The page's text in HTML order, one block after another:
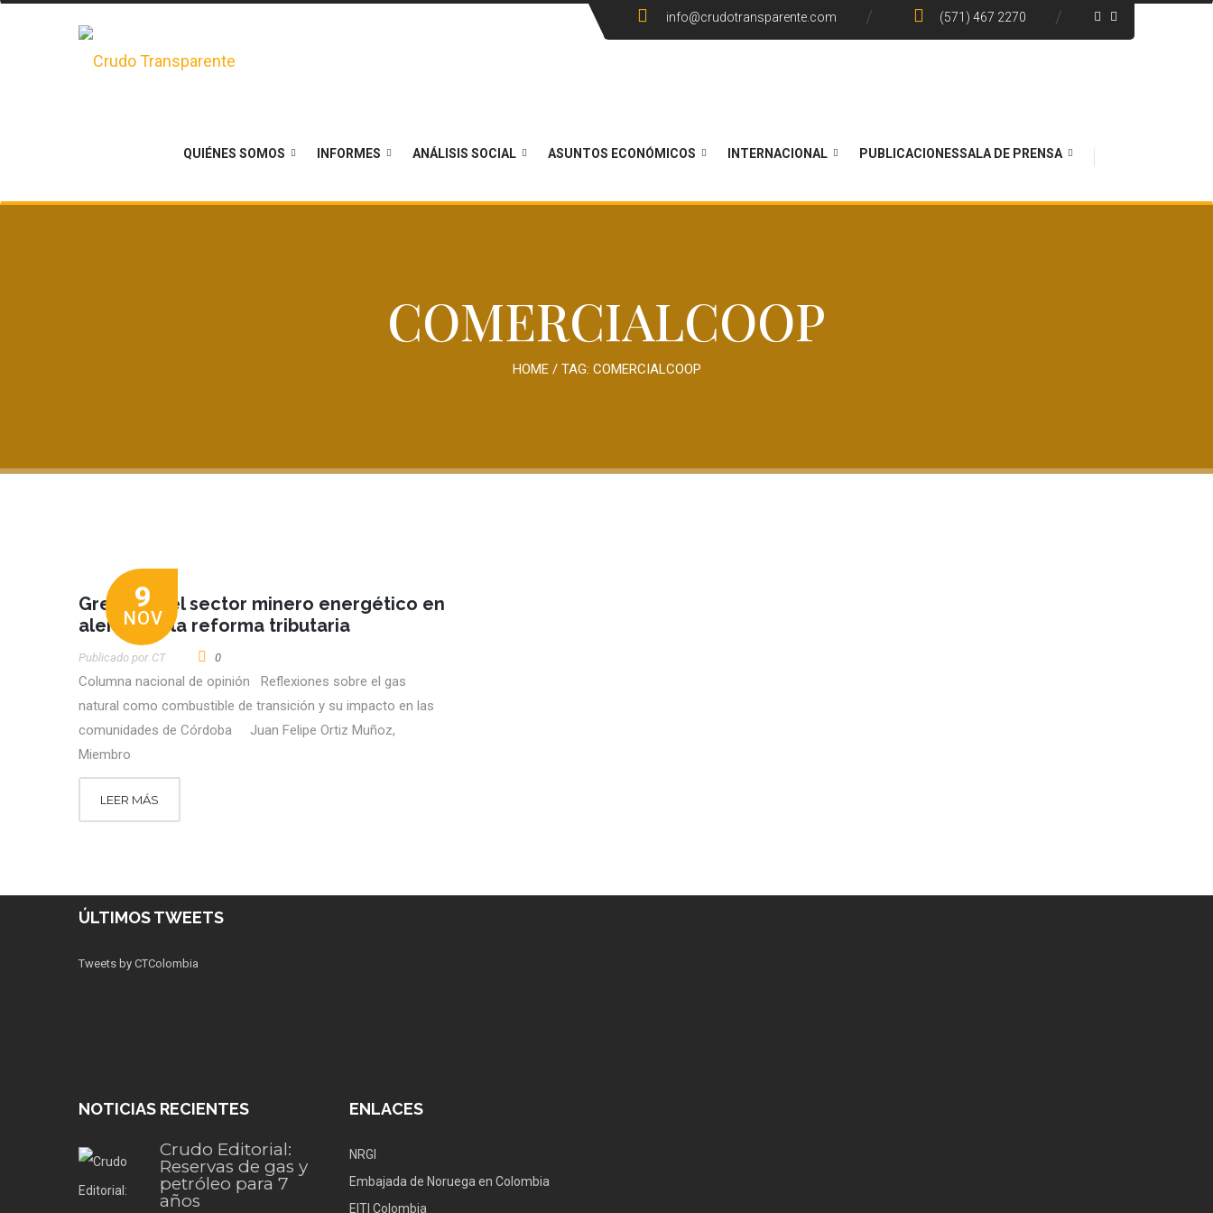
info@crudotransparente.com (571) 467 2270
QUIÉNES SOMOS INFORMES ANÁLISIS SOCIAL ASUNTOS ECONÓMICOS INTERNACIONAL PUBLICACIONESSALA DE PRENSA
COMERCIALCOOP
HOME/ TAG: COMERCIALCOOP
9
NOV
Gremios del sector minero energético en
alerta por la reforma tributaria
Publicado por CT 0
Columna nacional de opinión Reflexiones sobre el gas
natural como combustible de transición y su impacto en las
comunidades de Córdoba Juan Felipe Ortiz Muñoz,
Miembro
LEER MÁS
ÚLTIMOS TWEETS
Tweets by CTColombia
NOTICIAS RECIENTES
Crudo Editorial:
Reservas de gas y
petróleo para 7
años
ENLACES
NRGI
Embajada de Noruega en Colombia
EITI Colombia